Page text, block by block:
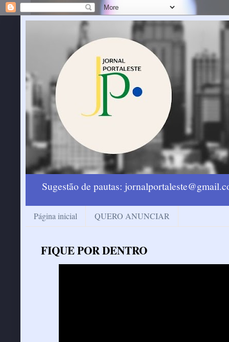
Sugestão de pautas:
Página inicial QUERO ANUNCIAR
FIQUE POR DENTRO